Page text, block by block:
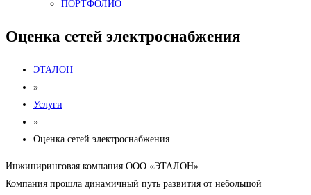
ПОРТФОЛИО
Оценка сетей электроснабжения
ЭТАЛОН
»
Услуги
»
Оценка сетей электроснабжения
Инжиниринговая компания ООО «ЭТАЛОН»
Компания прошла динамичный путь развития от небольшой